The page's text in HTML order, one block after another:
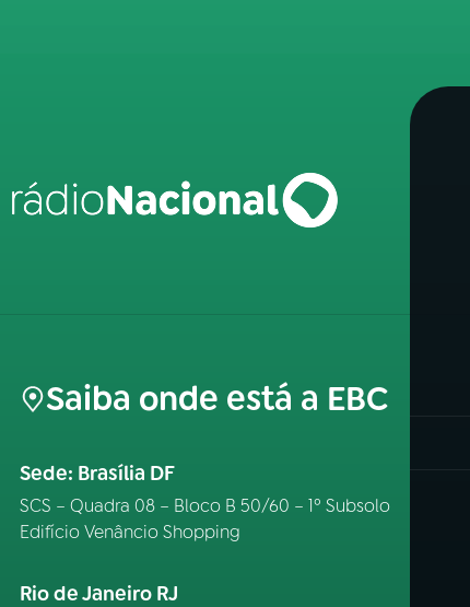
Saiba onde está a EBC
Sede: Brasília DF
SCS – Quadra 08 – Bloco B 50/60 – 1º Subsolo
Edifício Venâncio Shopping
Rio de Janeiro RJ